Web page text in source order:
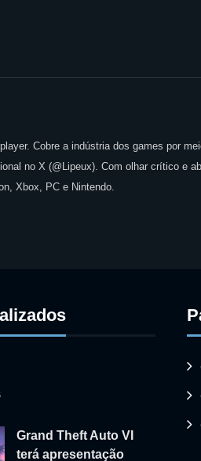
Cobre a indústria dos games por
no X (@Lipeux). Com olhar crítico e
Xbox, PC e Nintendo.
Grand Theft Auto VI
terá apresentação